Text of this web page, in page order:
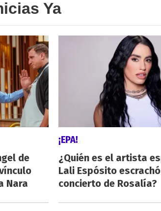
Ya
de
Nara
¡EPA!
¿Quién es el artista
Lali Espósito
concierto de Rosalía?